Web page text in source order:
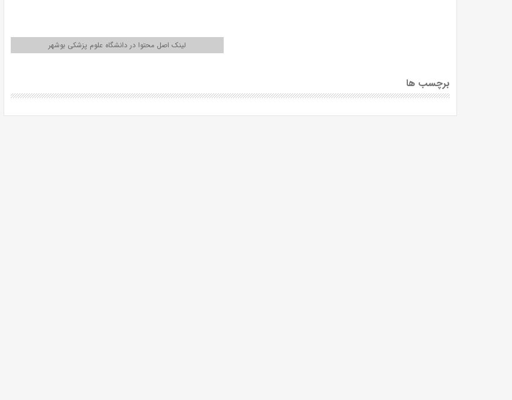
لینک اصل محتوا در دانشگاه علوم پزشکی بوشهر
برچسب ها